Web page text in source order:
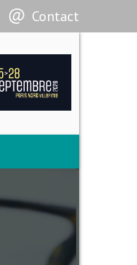
Contact